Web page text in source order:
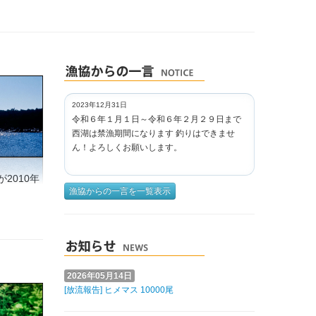
2010年
2023年12月31日
令和６年１月１日～令和６年２月２９日まで
西湖は禁漁期間になります 釣りはできませ
ん！よろしくお願いします。
漁協からの一言を一覧表示
2026年05月14日
[放流報告] ヒメマス 10000尾